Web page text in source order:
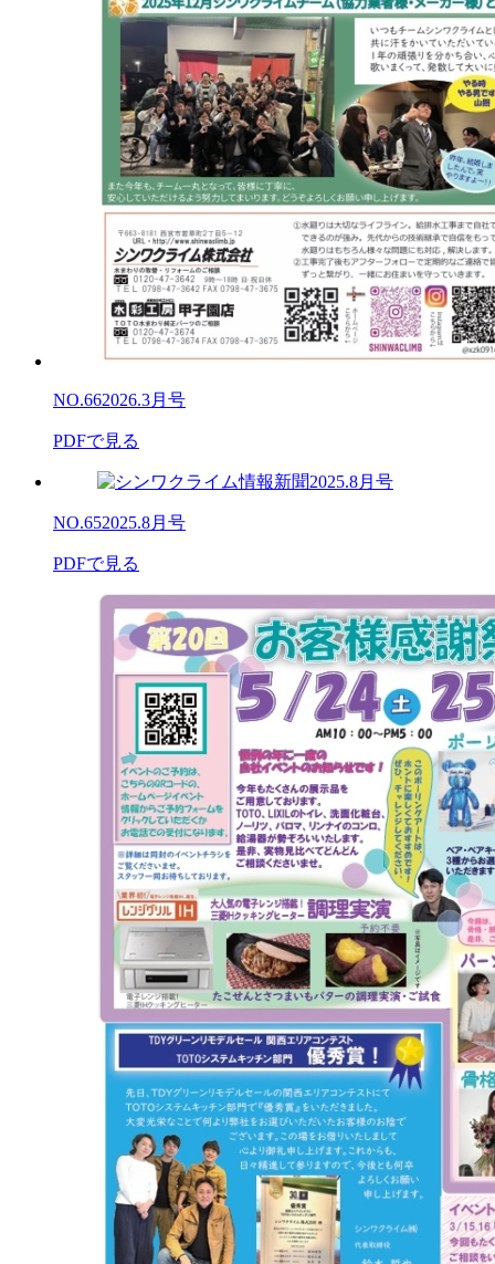
NO.662026.3月号
PDFで見る
NO.652025.8月号
PDFで見る